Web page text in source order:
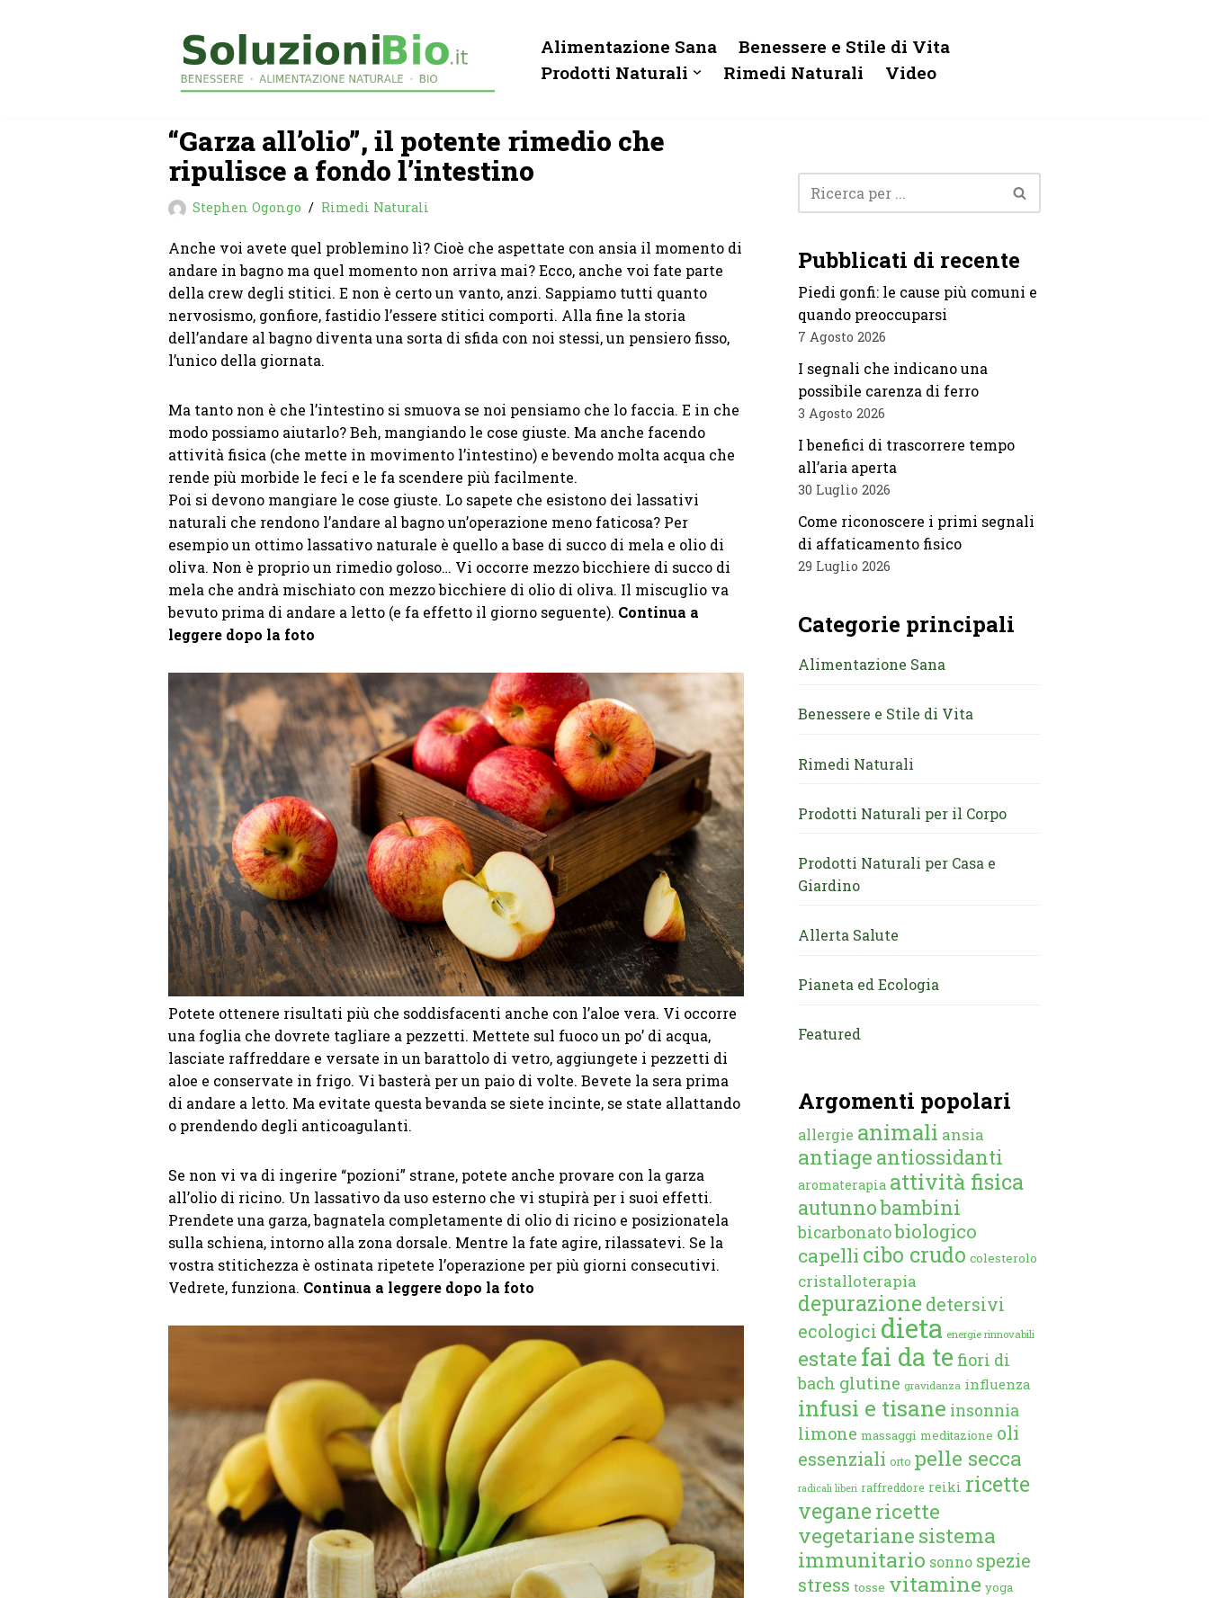
Alimentazione Sana
Benessere e Stile di Vita
Prodotti Naturali
Rimedi Naturali Video
“Garza all’olio”, il potente rimedio che
ripulisce a fondo l’intestino
Stephen Ogongo Rimedi Naturali
Anche voi avete quel problemino lì? Cioè che aspettate con ansia il momento di
andare in bagno ma quel momento non arriva mai? Ecco, anche voi fate parte
della crew degli stitici. E non è certo un vanto, anzi. Sappiamo tutti quanto
nervosismo, gonfiore, fastidio l’essere stitici comporti. Alla fine la storia
dell’andare al bagno diventa una sorta di sfida con noi stessi, un pensiero fisso,
l’unico della giornata.
Ma tanto non è che l’intestino si smuova se noi pensiamo che lo faccia. E in che
modo possiamo aiutarlo? Beh, mangiando le cose giuste. Ma anche facendo
attività fisica (che mette in movimento l’intestino) e bevendo molta acqua che
rende più morbide le feci e le fa scendere più facilmente.
Poi si devono mangiare le cose giuste. Lo sapete che esistono dei lassativi
naturali che rendono l’andare al bagno un’operazione meno faticosa? Per
esempio un ottimo lassativo naturale è quello a base di succo di mela e olio di
oliva. Non è proprio un rimedio goloso… Vi occorre mezzo bicchiere di succo di
mela che andrà mischiato con mezzo bicchiere di olio di oliva. Il miscuglio va
bevuto prima di andare a letto (e fa effetto il giorno seguente). Continua a
leggere dopo la foto
Potete ottenere risultati più che soddisfacenti anche con l’aloe vera. Vi occorre
una foglia che dovrete tagliare a pezzetti. Mettete sul fuoco un po’ di acqua,
lasciate raffreddare e versate in un barattolo di vetro, aggiungete i pezzetti di
aloe e conservate in frigo. Vi basterà per un paio di volte. Bevete la sera prima
di andare a letto. Ma evitate questa bevanda se siete incinte, se state allattando
o prendendo degli anticoagulanti.
Se non vi va di ingerire “pozioni” strane, potete anche provare con la garza
all’olio di ricino. Un lassativo da uso esterno che vi stupirà per i suoi effetti.
Prendete una garza, bagnatela completamente di olio di ricino e posizionatela
sulla schiena, intorno alla zona dorsale. Mentre la fate agire, rilassatevi. Se la
vostra stitichezza è ostinata ripetete l’operazione per più giorni consecutivi.
Vedrete, funziona. Continua a leggere dopo la foto
Pubblicati di recente
Piedi gonfi: le cause più comuni e
quando preoccuparsi
7 Agosto 2026
I segnali che indicano una
possibile carenza di ferro
3 Agosto 2026
I benefici di trascorrere tempo
all’aria aperta
30 Luglio 2026
Come riconoscere i primi segnali
di affaticamento fisico
29 Luglio 2026
Categorie principali
Alimentazione Sana
Benessere e Stile di Vita
Rimedi Naturali
Prodotti Naturali per il Corpo
Prodotti Naturali per Casa e
Giardino
Allerta Salute
Pianeta ed Ecologia
Featured
Argomenti popolari
allergie animali ansia
antiage antiossidanti
aromaterapia attività fisica
autunnobambini
bicarbonatobiologico
capelli cibo crudo colesterolo
cristalloterapia
depurazione detersivi
ecologici dieta energie rinnovabili
estate fai da te fiori di
bach glutine gravidanza influenza
infusi e tisane insonnia
limone massaggi meditazione oli
essenziali orto pelle secca
radicali liberi raffreddore reiki ricette
veganericette
vegetariane sistema
immunitario sonno spezie
stress tosse vitamine yoga